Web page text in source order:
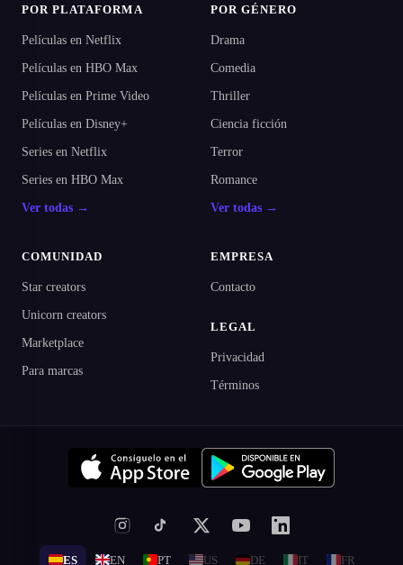
POR PLATAFORMA
Películas en Netflix
Películas en HBO Max
Películas en Prime Video
Películas en Disney+
Series en Netflix
Series en HBO Max
Ver todas →
POR GÉNERO
Drama
Comedia
Thriller
Ciencia ficción
Terror
Romance
Ver todas →
COMUNIDAD
Star creators
Unicorn creators
Marketplace
Para marcas
EMPRESA
Contacto
LEGAL
Privacidad
Términos
ES EN PT US DE IT FR